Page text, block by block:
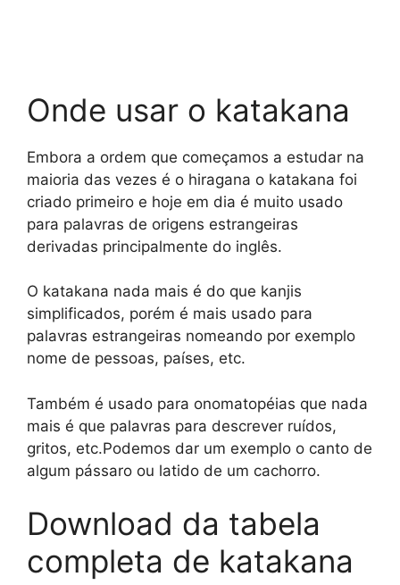
Onde usar o katakana
Embora a ordem que começamos a estudar na
maioria das vezes é o hiragana o katakana foi
criado primeiro e hoje em dia é muito usado
para palavras de origens estrangeiras
derivadas principalmente do inglês.
O katakana nada mais é do que kanjis
simplificados, porém é mais usado para
palavras estrangeiras nomeando por exemplo
nome de pessoas, países, etc.
Também é usado para onomatopéias que nada
mais é que palavras para descrever ruídos,
gritos, etc.Podemos dar um exemplo o canto de
algum pássaro ou latido de um cachorro.
Download da tabela
completa de katakana